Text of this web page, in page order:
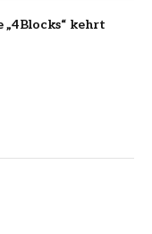
„4Blocks“ kehrt